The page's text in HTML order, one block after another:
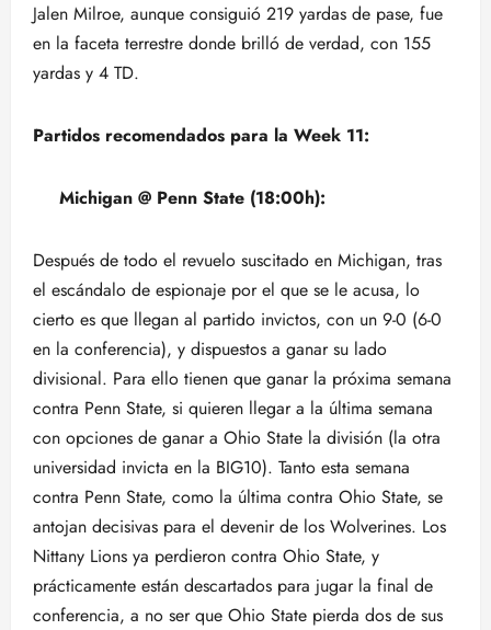
Jalen Milroe, aunque consiguió 219 yardas de pase, fue
en la faceta terrestre donde brilló de verdad, con 155
yardas y 4 TD.
Partidos recomendados para la Week 11:
Michigan @ Penn State (18:00h):
Después de todo el revuelo suscitado en Michigan, tras
el escándalo de espionaje por el que se le acusa, lo
cierto es que llegan al partido invictos, con un 9-0 (6-0
en la conferencia), y dispuestos a ganar su lado
divisional. Para ello tienen que ganar la próxima semana
contra Penn State, si quieren llegar a la última semana
con opciones de ganar a Ohio State la división (la otra
universidad invicta en la BIG10). Tanto esta semana
contra Penn State, como la última contra Ohio State, se
antojan decisivas para el devenir de los Wolverines. Los
Nittany Lions ya perdieron contra Ohio State, y
prácticamente están descartados para jugar la final de
conferencia, a no ser que Ohio State pierda dos de sus